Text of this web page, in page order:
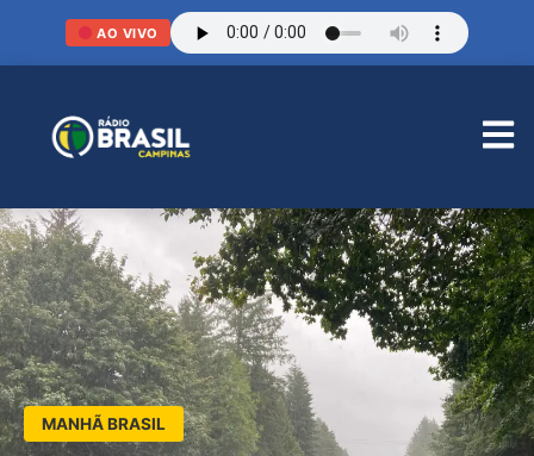
AO VIVO
MANHÃ BRASIL